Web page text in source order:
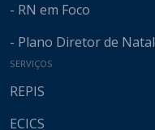
- RN em Foco
- Plano Diretor de Natal
SERVIÇOS
REPIS
ECICS